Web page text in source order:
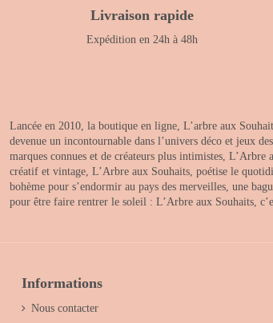
Livraison rapide
Expédition en 24h à 48h
Lancée en 2010, la boutique en ligne, L’arbre aux
devenue un incontournable dans l’univers déco et jeux
marques connues et de créateurs plus intimistes,
créatif et vintage, L’Arbre aux Souhaits, poétise le
bohème pour s’endormir au pays des merveilles, une
pour être faire rentrer le soleil : L’Arbre aux Souhaits,
Informations
Nous contacter